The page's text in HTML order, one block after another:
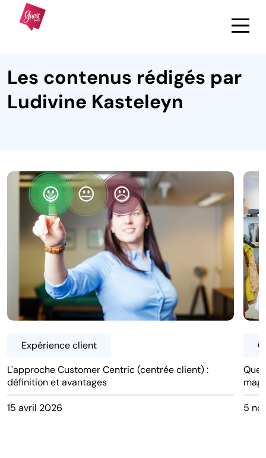
Les contenus rédigés par
Ludivine Kasteleyn
Expérience client
L'approche Customer Centric (centrée client) :
définition et avantages
15 avril 2026 5